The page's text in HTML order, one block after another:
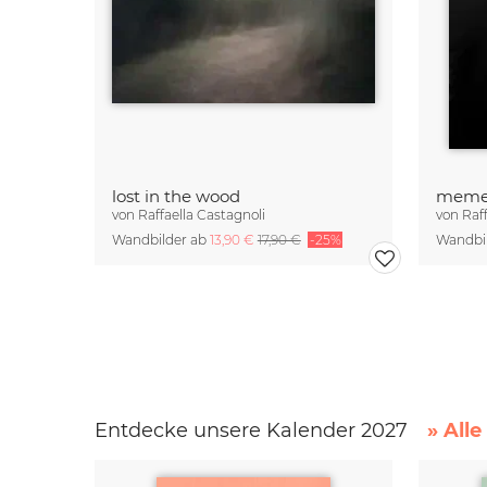
lost in the wood
von Raffaella Castagnoli
Wandbilder ab 13,90 €17,90 € -25%
von
Entdecke unsere Kalender 2027 »